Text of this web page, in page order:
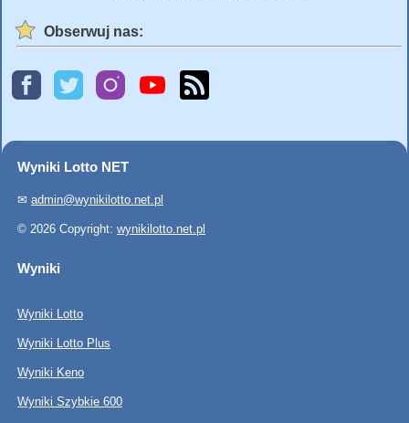
Obserwuj nas:
Wyniki Lotto NET
✉ admin@wynikilotto.net.pl
© 2026 Copyright: wynikilotto.net.pl
Wyniki
Wyniki Lotto
Wyniki Lotto Plus
Wyniki Keno
Wyniki Szybkie 600